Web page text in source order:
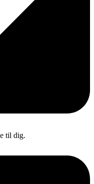
til dig.